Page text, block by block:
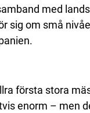
med
sig om små
första stora
enorm – men